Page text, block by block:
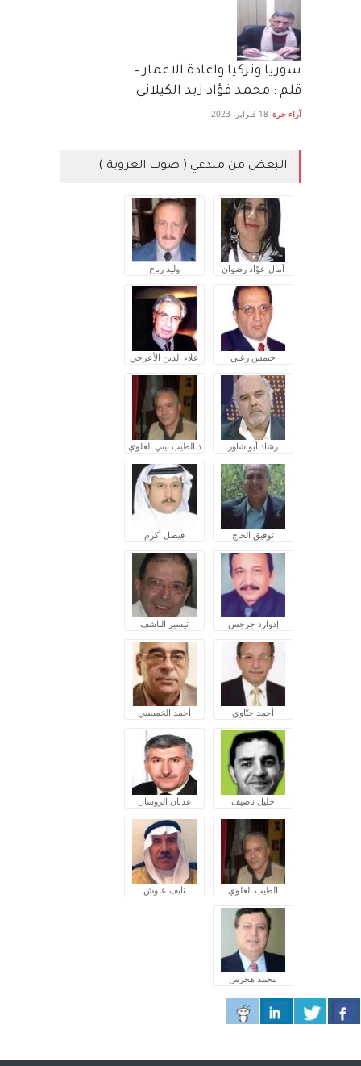
سوريا وتركيا واعادة الاعمار –
قلم : محمد فؤاد زيد الكيلاني
آراء حرة 18 فبراير، 2023
البعض من مبدعي ( صوت العروبة )
آمال عوّاد رضوان وليد رباح
جيمس زغبي علاء الدين الأعرجي
رشاد أبو شاور د.الطيب بيتي العلوي
توفيق الحاج فيصل أكرم
إدوارد جرجس تيسير الناشف
أحمد ختّاوي أحمد الخميسي
خليل ناصيف عدنان الروسان
الطيب العلوي نايف عبوش
محمد هجرس